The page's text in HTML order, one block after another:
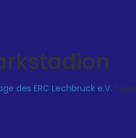
des ERC Lechbruck e.V. >